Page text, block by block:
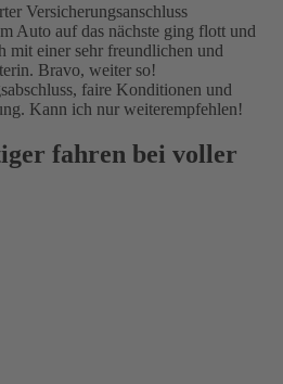
Versicherungsanschluss
Auto auf das nächste ging flott und
mit einer sehr freundlichen und
Bravo, weiter so!
faire Konditionen und
Kann ich nur weiterempfehlen!
fahren bei voller